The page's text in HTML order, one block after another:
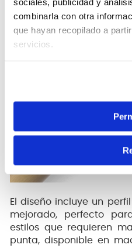
combinarla con otra
que hayan recopilado a
servicios.
El diseño incluye un
mejorado, perfecto
estilos que requieren
punta, disponible en